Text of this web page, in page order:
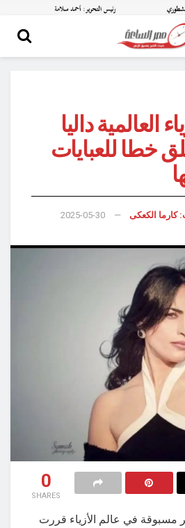
العالمية داليا
خطا للعبايات
كارما الكعكى 2025-05-30
0
SHARES
في عالم الأزياء قررت